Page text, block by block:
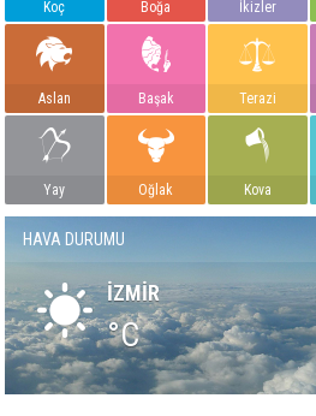
Koç Boğa İkizler
Aslan Başak Terazi
Yay Oğlak Kova
HAVA DURUMU
İZMİR
°C